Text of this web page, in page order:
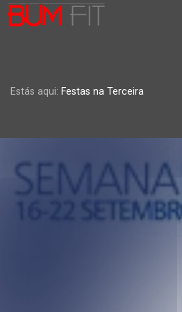
Estás aqui: Festas na Terceira